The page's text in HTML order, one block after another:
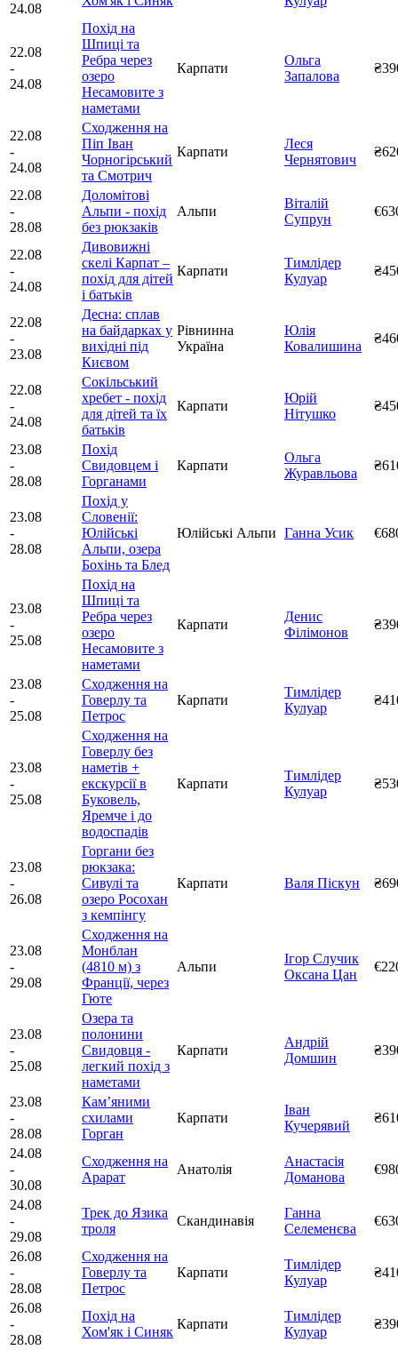
24.08
22.08
-
24.08
Похід на
Шпиці та
Ребра через
озеро
Несамовите з
наметами
Карпати
Ольга
Запалова
22.08
-
24.08
Сходження на
Піп Іван
Чорногірський
та Смотрич
Карпати
Леся
Чернятович
22.08
-
28.08
Доломітові
Альпи - похід
без рюкзаків
Альпи
Віталій
Супрун
22.08
-
24.08
Дивовижні
скелі Карпат –
похід для дітей
і батьків
Карпати
Тимлідер
Кулуар
22.08
-
23.08
Десна: сплав
на байдарках у
вихідні під
Києвом
Рівнинна
Україна
Юлія
Ковалишина
22.08
-
24.08
Сокільський
хребет - похід
для дітей та їх
батьків
Карпати
Юрій
Нітушко
23.08
-
28.08
Похід
Свидовцем і
Горганами
Карпати
Ольга
Журавльова
23.08
-
28.08
Похід у
Словенії:
Юлійські
Альпи, озера
Бохінь та Блед
Юлійські Альпи Ганна Усик
23.08
-
25.08
Похід на
Шпиці та
Ребра через
озеро
Несамовите з
наметами
Карпати
Денис
Філімонов
23.08
-
25.08
Сходження на
Говерлу та
Петрос
Карпати
Тимлідер
Кулуар
23.08
-
25.08
Сходження на
Говерлу без
наметів +
екскурсії в
Буковель,
Яремче і до
водоспадів
Карпати
Тимлідер
Кулуар
23.08
-
26.08
Горгани без
рюкзака:
Сивулі та
озеро Росохан
з кемпінгу
Карпати Валя Піскун
23.08
-
29.08
Сходження на
Монблан
(4810 м) з
Франції, через
Гюте
Альпи
Ігор Случик
Оксана Цан
23.08
-
25.08
Озера та
полонини
Свидовця -
легкий похід з
наметами
Карпати
Андрій
Домшин
23.08
-
28.08
Камʼяними
схилами
Горган
Карпати
Іван
Кучерявий
24.08
-
30.08
Сходження на
Арарат
Анатолія
Анастасія
Доманова
24.08
-
29.08
Трек до Язика
троля
Скандинавія
Ганна
Селеменєва
26.08
-
28.08
Сходження на
Говерлу та
Петрос
Карпати
Тимлідер
Кулуар
26.08
-
28.08
Похід на
Хом'як і Синяк
Карпати
Тимлідер
Кулуар